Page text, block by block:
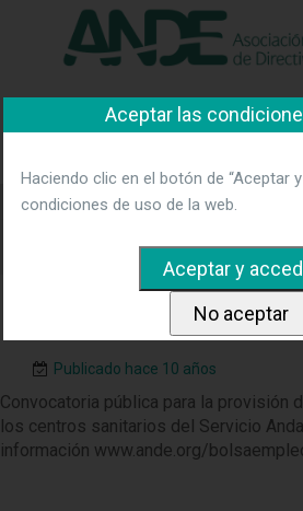
"Ver política"
Asociación
Puestos Directivos SAS
Publicado hace 10 años
Convocatoria pública para la provisión
los centros sanitarios del Servicio
información www.ande.org/
Aceptar las
Haciendo clic en el botón de “Aceptar
condiciones de uso de la web.